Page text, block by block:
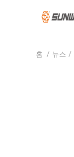
홈 / 뉴스 /